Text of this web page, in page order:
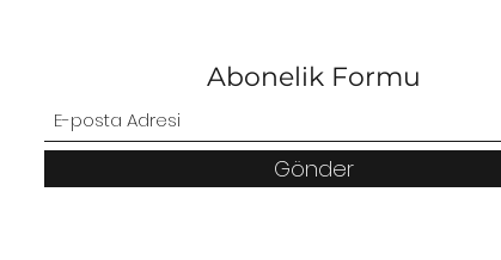
Abonelik Formu
Gönder